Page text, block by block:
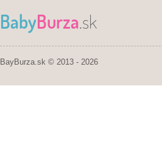
BabyBurza.sk
BayBurza.sk © 2013 - 2026